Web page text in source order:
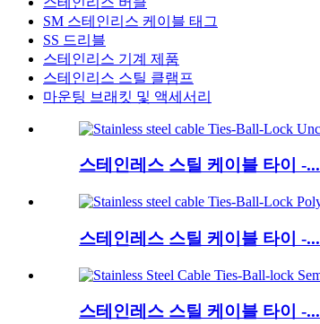
SM 스테인리스 케이블 태그
SS 드리블
스테인리스 기계 제품
스테인리스 스틸 클램프
마운팅 브래킷 및 액세서리
스테인레스 스틸 케이블 타이 -...
스테인레스 스틸 케이블 타이 -...
스테인레스 스틸 케이블 타이 -...